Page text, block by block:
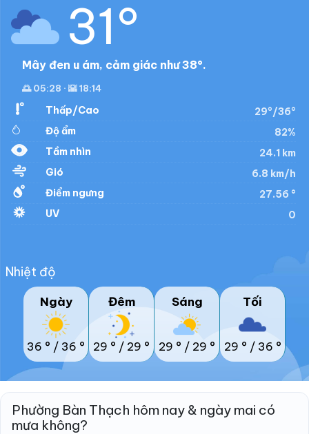
31°
Mây đen u ám, cảm giác như 38°.
🌅 05:28 · 🌇 18:14
Thấp/Cao
29°/36°
Độ ẩm
82%
Tầm nhìn
24.1 km
Gió
6.8 km/h
Điểm ngưng
27.56 °
UV
0
Nhiệt độ
Ngày
36 ° / 36 °
Đêm
29 ° / 29 °
Sáng
29 ° / 29 °
Tối
29 ° / 36 °
Phường Bàn Thạch hôm nay & ngày mai có
mưa không?